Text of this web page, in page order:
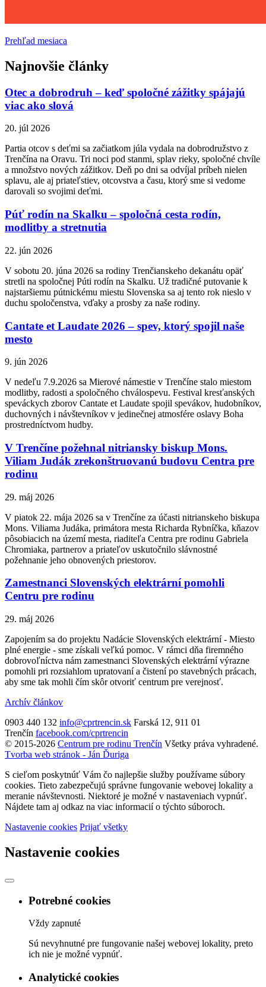
Prehľad mesiaca
Najnovšie články
Otec a dobrodruh – keď spoločné zážitky spájajú
viac ako slová
20. júl 2026
Partia otcov s deťmi sa začiatkom júla vydala na dobrodružstvo z
Trenčína na Oravu. Tri noci pod stanmi, splav rieky, spoločné chvíle
a množstvo nových zážitkov. Deň po dni sa odvíjal príbeh nielen
splavu, ale aj priateľstiev, otcovstva a času, ktorý sme si vedome
darovali so svojimi deťmi.
Púť rodín na Skalku – spoločná cesta rodín,
modlitby a stretnutia
22. jún 2026
V sobotu 20. júna 2026 sa rodiny Trenčianskeho dekanátu opäť
stretli na spoločnej Púti rodín na Skalku. Už tradičné putovanie k
najstaršiemu pútnickému miestu Slovenska sa aj tento rok nieslo v
duchu spoločenstva, vďaky a prosby za naše rodiny.
Cantate et Laudate 2026 – spev, ktorý spojil naše
mesto
9. jún 2026
V nedeľu 7.9.2026 sa Mierové námestie v Trenčíne stalo miestom
modlitby, radosti a spoločného chválospevu. Festival kresťanských
speváckych zborov Cantate et Laudate spojil spevákov, hudobníkov,
duchovných i návštevníkov v jedinečnej atmosfére oslavy Boha
prostredníctvom hudby.
V Trenčíne požehnal nitriansky biskup Mons.
Viliam Judák zrekonštruovanú budovu Centra pre
rodinu
29. máj 2026
V piatok 22. mája 2026 sa v Trenčíne za účasti nitrianskeho biskupa
Mons. Viliama Judáka, primátora mesta Richarda Rybníčka, kňazov
pôsobiacich na území mesta, riaditeľa Centra pre rodinu Gabriela
Chromiaka, partnerov a priateľov uskutočnilo slávnostné
požehnanie jeho obnovených priestorov.
Zamestnanci Slovenských elektrární pomohli
Centru pre rodinu
29. máj 2026
Zapojením sa do projektu Nadácie Slovenských elektrární - Miesto
plné energie - sme získali veľkú pomoc. V rámci dňa firemného
dobrovoľníctva nám zamestnanci Slovenských elektrární výrazne
pomohli pri rozsiahlom upratovaní a čistení po stavebných prácach,
aby sme tak mohli čím skôr otvoriť centrum pre verejnosť.
Archív článkov
0903 440 132 info@cprtrencin.sk Farská 12, 911 01
Trenčín facebook.com/cprtrencin
© 2015-2026 Centrum pre rodinu Trenčín Všetky práva vyhradené.
Tvorba web stránok - Ján Ďuriga
S cieľom poskytnúť Vám čo najlepšie služby používame súbory
cookies. Tieto zabezpečujú správne fungovanie webovej lokality a
meranie návštevnosti. Niektoré je možné v nastaveniach vypnúť.
Nájdete tam aj odkaz na viac informacií o týchto súboroch.
Nastavenie cookies Prijať všetky
Nastavenie cookies
Potrebné cookies
Vždy zapnuté
Sú nevyhnutné pre fungovanie našej webovej lokality, preto
ich nie je možné vypnúť.
Analytické cookies